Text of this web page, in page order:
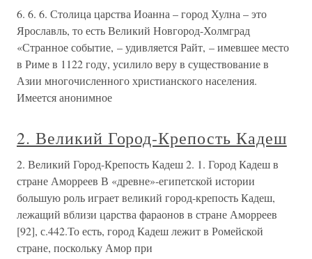
6. 6. 6. Столица царства Иоанна – город Хулна – это
Ярославль, то есть Великий Новгород-Холмград
«Странное событие, – удивляется Райт, – имевшее место
в Риме в 1122 году, усилило веру в существование в
Азии многочисленного христианского населения.
Имеется анонимное
2. Великий Город-Крепость Кадеш
2. Великий Город-Крепость Кадеш 2. 1. Город Кадеш в
стране Аморреев В «древне»-египетской истории
большую роль играет великий город-крепость Кадеш,
лежащий вблизи царства фараонов в стране Аморреев
[92], с.442.То есть, город Кадеш лежит в Ромейской
стране, поскольку Амор при